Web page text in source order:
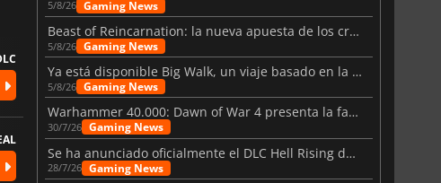
5/8/26 Gaming News
Beast of Reincarnation: la nueva apuesta de los creadores de Pokémon
5/8/26 Gaming News
Ya está disponible Big Walk, un viaje basado en la amistad
5/8/26 Gaming News
Warhammer 40.000: Dawn of War 4 presenta la facción de los Necrones
30/7/26 Gaming News
Se ha anunciado oficialmente el DLC Hell Rising de Nioh 3
28/7/26 Gaming News